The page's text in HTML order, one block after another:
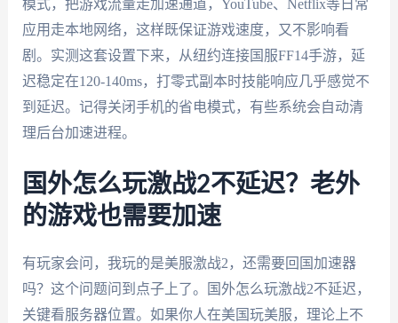
模式，把游戏流量走加速通道，YouTube、Netflix等日常
应用走本地网络，这样既保证游戏速度，又不影响看
剧。实测这套设置下来，从纽约连接国服FF14手游，延
迟稳定在120-140ms，打零式副本时技能响应几乎感觉不
到延迟。记得关闭手机的省电模式，有些系统会自动清
理后台加速进程。
国外怎么玩激战2不延迟？老外
的游戏也需要加速
有玩家会问，我玩的是美服激战2，还需要回国加速器
吗？这个问题问到点子上了。国外怎么玩激战2不延迟，
关键看服务器位置。如果你人在美国玩美服，理论上不